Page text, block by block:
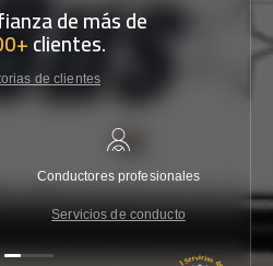
de más de
clientes.
de clientes
Conductores profesionales
Servicios de conducto